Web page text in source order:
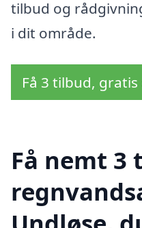
tilbud og
i dit område.
Få 3 tilbud,
Få nemt 3